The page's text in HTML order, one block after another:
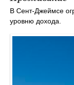
В Сент-Джеймсе
уровню дохода.